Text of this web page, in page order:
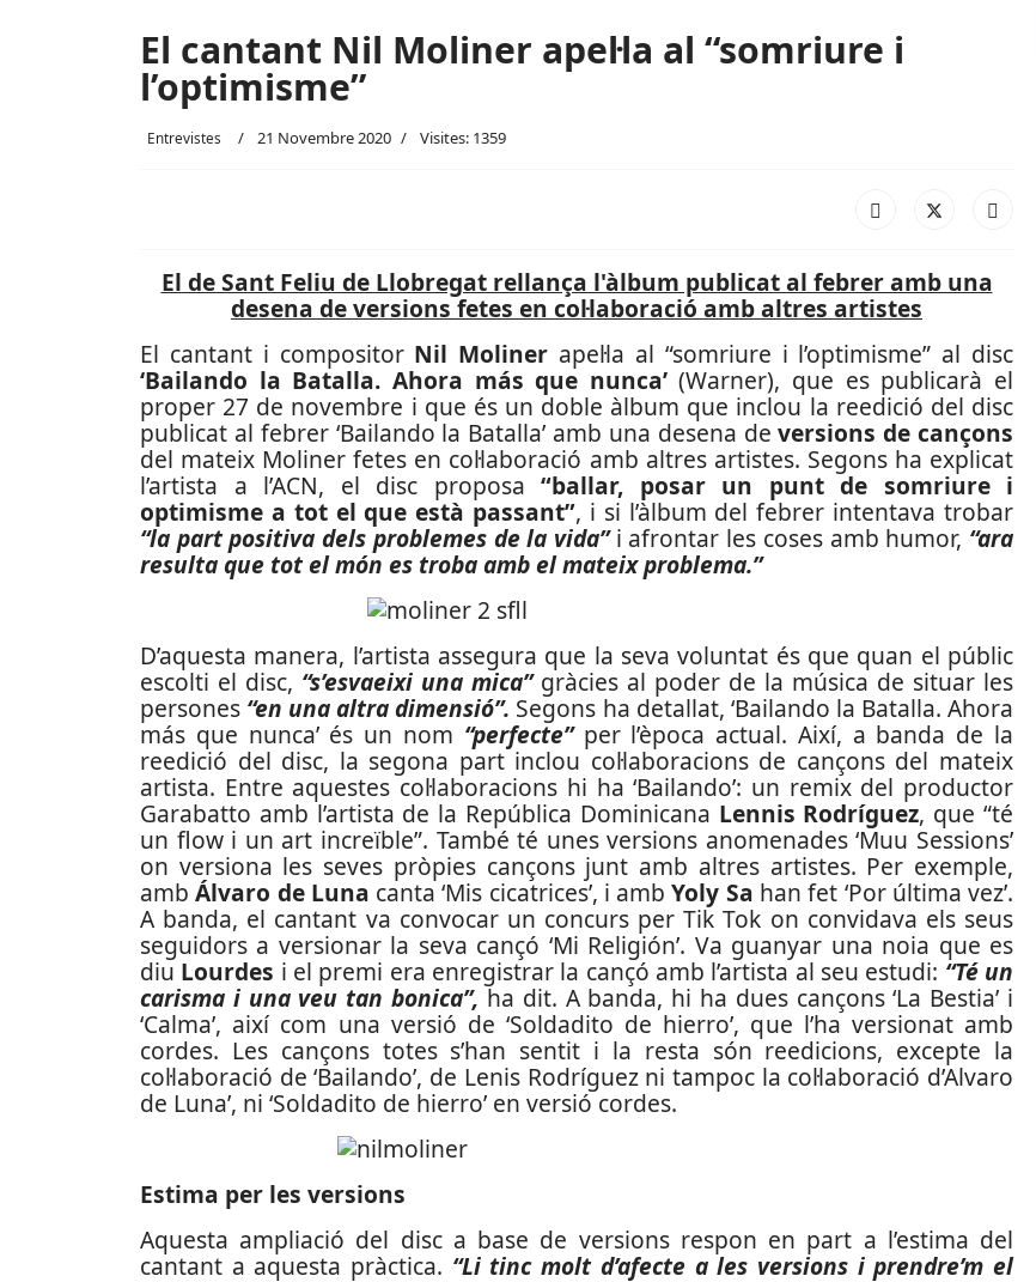
El cantant Nil Moliner apel·la al “somriure i
l’optimisme”
Entrevistes 21 Novembre 2020 Visites: 1359
El de Sant Feliu de Llobregat rellança l'àlbum publicat al febrer amb una
desena de versions fetes en col·laboració amb altres artistes
El cantant i compositor Nil Moliner apel·la al “somriure i l’optimisme” al disc
‘Bailando la Batalla. Ahora más que nunca’(Warner), que es publicarà el
proper 27 de novembre i que és un doble àlbum que inclou la reedició del disc
publicat al febrer ‘Bailando la Batalla’ amb una desena deversions de cançons
del mateix Moliner fetes en col·laboració amb altres artistes. Segons ha explicat
l’artista a l’ACN, el disc proposa “ballar, posar un punt de somriure i
optimisme a tot el que està passant”, i si l’àlbum del febrer intentava trobar
“la part positiva dels problemes de la vida”i afrontar les coses amb humor, “ara
resulta que tot el món es troba amb el mateix problema.”
D’aquesta manera, l’artista assegura que la seva voluntat és que quan el públic
escolti el disc, “s’esvaeixi una mica”gràcies al poder de la música de situar les
persones “en una altra dimensió”. Segons ha detallat, ‘Bailando la Batalla. Ahora
más que nunca’ és un nom “perfecte”per l’època actual. Així, a banda de la
reedició del disc, la segona part inclou col·laboracions de cançons del mateix
artista. Entre aquestes col·laboracions hi ha ‘Bailando’: un remix del productor
Garabatto amb l’artista de la República Dominicana Lennis Rodríguez, que “té
un flow i un art increïble”. També té unes versions anomenades ‘Muu Sessions’
on versiona les seves pròpies cançons junt amb altres artistes. Per exemple,
ambÁlvaro de Luna canta ‘Mis cicatrices’, i ambYoly Sa han fet ‘Por última vez’.
A banda, el cantant va convocar un concurs per Tik Tok on convidava els seus
seguidors a versionar la seva cançó ‘Mi Religión’. Va guanyar una noia que es
diu Lourdes i el premi era enregistrar la cançó amb l’artista al seu estudi: “Té un
carisma i una veu tan bonica”, ha dit. A banda, hi ha dues cançons ‘La Bestia’ i
‘Calma’, així com una versió de ‘Soldadito de hierro’, que l’ha versionat amb
cordes. Les cançons totes s’han sentit i la resta són reedicions, excepte la
col·laboració de ‘Bailando’, de Lenis Rodríguez ni tampoc la col·laboració d’Alvaro
de Luna’, ni ‘Soldadito de hierro’ en versió cordes.
Estima per les versions
Aquesta ampliació del disc a base de versions respon en part a l’estima del
cantant a aquesta pràctica. “Li tinc molt d’afecte a les versions i prendre’m el